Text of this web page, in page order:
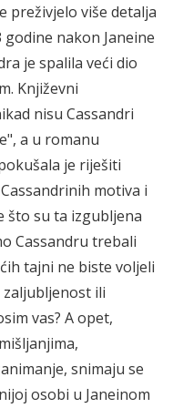
preživjelo više detalja
nakon Janeine
je spalila veći dio
Književni
nisu Cassandri
a u romanu
je riješiti
motiva i
što su ta izgubljena
Cassandru trebali
tajni ne biste voljeli
zaljubljenost ili
vas? A opet,
snimaju se
osobi u Janeinom